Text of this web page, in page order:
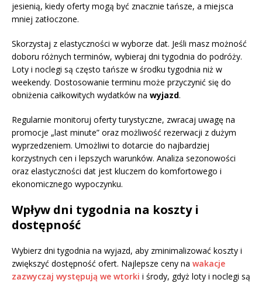
jesienią, kiedy oferty mogą być znacznie tańsze, a miejsca
mniej zatłoczone.
Skorzystaj z elastyczności w wyborze dat. Jeśli masz możność
doboru różnych terminów, wybieraj dni tygodnia do podróży.
Loty i noclegi są często tańsze w środku tygodnia niż w
weekendy. Dostosowanie terminu może przyczynić się do
obniżenia całkowitych wydatków na wyjazd.
Regularnie monitoruj oferty turystyczne, zwracaj uwagę na
promocje „last minute” oraz możliwość rezerwacji z dużym
wyprzedzeniem. Umożliwi to dotarcie do najbardziej
korzystnych cen i lepszych warunków. Analiza sezonowości
oraz elastyczności dat jest kluczem do komfortowego i
ekonomicznego wypoczynku.
Wpływ dni tygodnia na koszty i
dostępność
Wybierz dni tygodnia na wyjazd, aby zminimalizować koszty i
zwiększyć dostępność ofert. Najlepsze ceny na wakacje
zazwyczaj występują we wtorki i środy, gdyż loty i noclegi są